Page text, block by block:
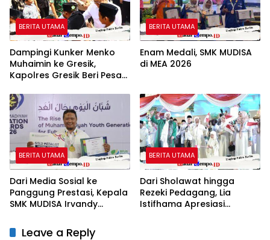
BERITA UTAMA
Dampingi Kunker Menko
Muhaimin ke Gresik,
Kapolres Gresik Beri Pesan
BERITA UTAMA
Enam Medali, SMK MUDISA
di MEA 2026
BERITA UTAMA
Dari Media Sosial ke
Panggung Prestasi, Kepala
SMK MUDISA Irvandy
MEA 2026
BERITA UTAMA
Dari Sholawat hingga
Rezeki Pedagang, Lia
Istifhama Apresiasi
Leave a Reply